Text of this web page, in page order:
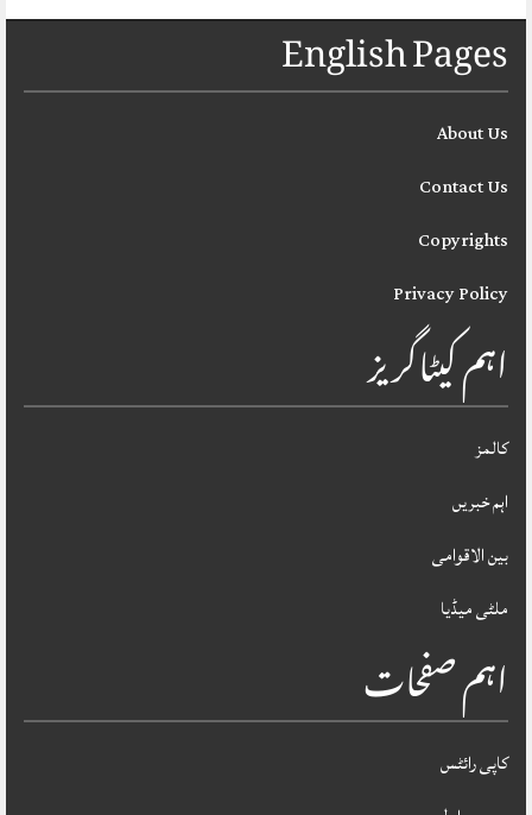
English Pages
About Us
Contact Us
Copyrights
Privacy Policy
اہم کیٹاگریز
کالمز
اہم خبریں
بین الاقوامی
ملٹی میڈیا
اہم صفحات
کاپی رائٹس